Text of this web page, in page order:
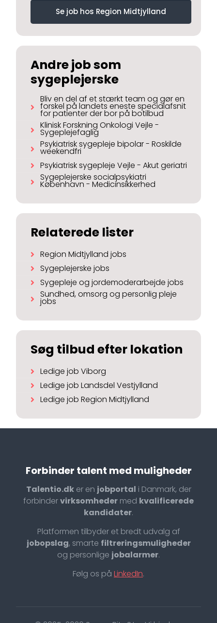
Se job hos Region Midtjylland
Andre job som
sygeplejerske
Bliv en del af et stærkt team og gør en
forskel på landets eneste specialafsnit
for patienter der bor på botilbud
Klinisk Forskning Onkologi Vejle -
Sygeplejefaglig
Psykiatrisk sygepleje bipolar - Roskilde
weekendfri
Psykiatrisk sygepleje Vejle - Akut geriatri
Sygeplejerske socialpsykiatri
København - Medicinsikkerhed
Relaterede lister
Region Midtjylland jobs
Sygeplejerske jobs
Sygepleje og jordemoderarbejde jobs
Sundhed, omsorg og personlig pleje
jobs
Søg tilbud efter lokation
Ledige job Viborg
Ledige job Landsdel Vestjylland
Ledige job Region Midtjylland
Forbinder talent med muligheder
Talentio.dker en jobportal i Danmark, der
forbindervirksomheder med kvalificerede
kandidater.
Platformen tilbyder et bredt udvalg af
jobopslag, smarte filtreringsmuligheder
og personlige jobalarmer.
Følg os på LinkedIn.